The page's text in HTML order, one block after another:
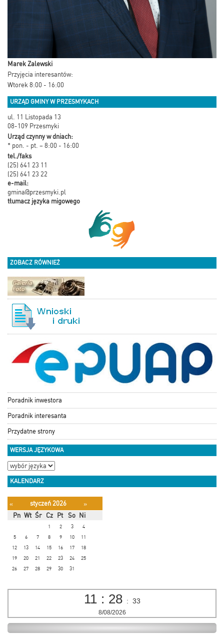
Marek Zalewski
Przyjęcia interesantów:
Wtorek 8:00 - 16:00
URZĄD GMINY W PRZESMYKACH
ul. 11 Listopada 13
08-109 Przesmyki
Urząd czynny w dniach:
* pon. - pt. – 8:00 - 16:00
tel./faks
(25) 641 23 11
(25) 641 23 22
e-mail:
gmina@przesmyki.pl
tłumacz języka migowego
ZOBACZ RÓWNIEŻ
Poradnik inwestora
Poradnik interesanta
Przydatne strony
WERSJA JĘZYKOWA
KALENDARZ
« styczeń 2026
»
Pn Wt Śr Cz Pt So Ni
1 2 3
4
5
6 7 8 9 10
11
12
13 14 15 16 17
18
19
20 21 22 23 24
25
26
27 28 29 30 31
11 : 28 : 33
8/08/2026